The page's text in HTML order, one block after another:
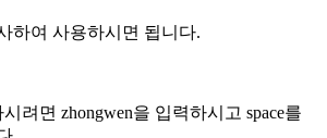
하여 사용하시면 됩니다.
려면 zhongwen을 입력하시고 space를